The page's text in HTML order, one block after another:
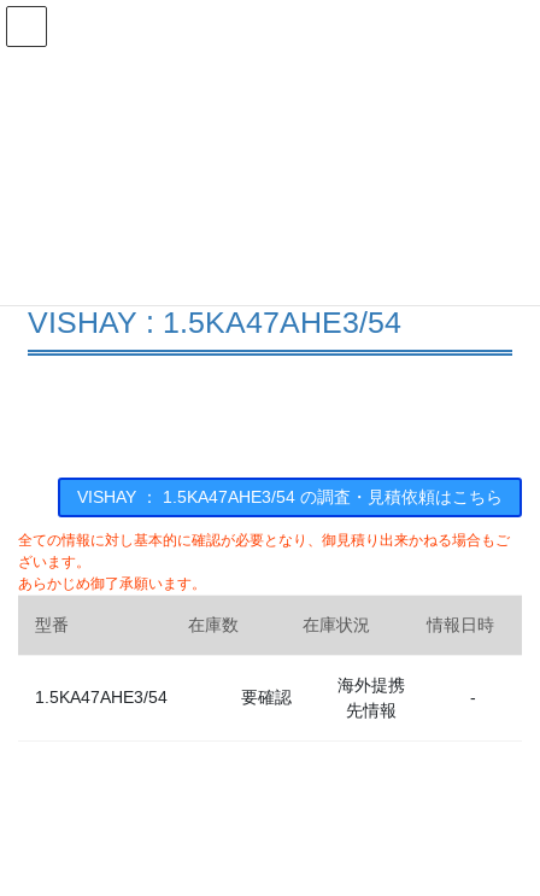
コ
ナ
VISHAY : 1.5KA47AHE3/54
VISHAY ： 1.5KA47AHE3/54 の調査・見積依頼はこちら
全ての情報に対し基本的に確認が必要となり、御見積り出来かねる場合もご
ざいます。
あらかじめ御了承願います。
型番 在庫数 在庫状況 情報日時
1.5KA47AHE3/54 要確認
海外提携
先情報
-